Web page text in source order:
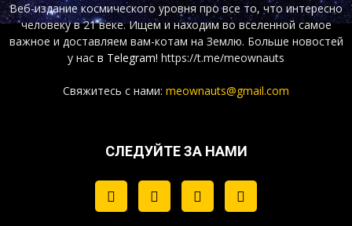
Веб-издание космического уровня про все то, что интересно
человеку в 21 веке. Ищем и находим во вселенной самое
важное и доставляем вам-котам на Землю. Больше новостей
у нас в Telegram! https://t.me/meownauts
Свяжитесь с нами: meownauts@gmail.com
СЛЕДУЙТЕ ЗА НАМИ